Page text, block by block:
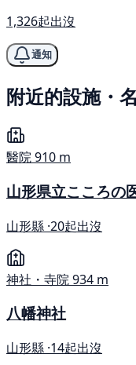
1,326起出沒
通知
附近的設施・
醫院910 m
山形県立こころの
山形縣 ·20起出沒
神社・寺院934 m
八幡神社
山形縣 ·14起出沒